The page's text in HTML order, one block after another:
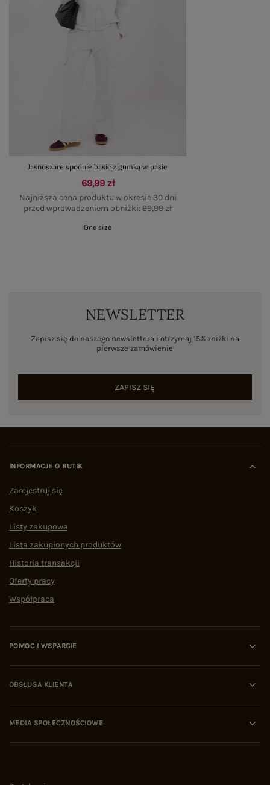
Jasnoszare spodnie basic z gumką w pasie
69,99 zł
Najniższa cena produktu w okresie 30 dni
przed wprowadzeniem obniżki:99,99 zł
One size
NEWSLETTER
Zapisz się do naszego newslettera i otrzymaj 15% zniżki na
pierwsze zamówienie
ZAPISZ SIĘ
INFORMACJE O BUTIK
Zarejestruj się
Koszyk
Listy zakupowe
Lista zakupionych produktów
Historia transakcji
Oferty pracy
Współpraca
POMOC I WSPARCIE
OBSŁUGA KLIENTA
MEDIA SPOŁECZNOŚCIOWE